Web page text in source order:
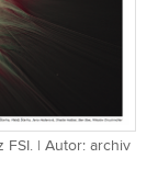
| Autor: archiv